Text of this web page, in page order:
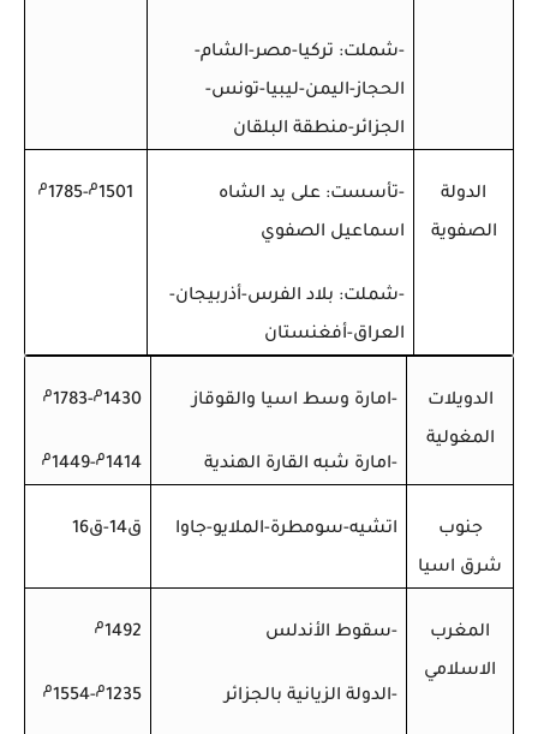
-شملت: تركيا-مصر-الشام-
الحجاز-اليمن-ليبيا-تونس-
الجزائر-منطقة البلقان
الدولة
الصفوية
-تأسست: على يد الشاه
اسماعيل الصفوي
-شملت: بلاد الفرس-أذربيجان-
العراق-أفغنستان
1501م-1785 م
الدويلات
المغولية
-امارة وسط اسيا والقوقاز
-امارة شبه القارة الهندية
1430م-1783 م
1414م-1449 م
جنوب
شرق اسيا
اتشيه-سومطرة-الملايو-جاوا ق14-ق16
المغرب
الاسلامي
-سقوط الأندلس
-الدولة الزيانية بالجزائر
1492م
1235م-1554 م